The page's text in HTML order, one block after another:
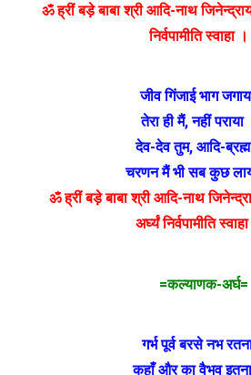
ॐ ह्रीं बड़े बाबा श्री आदि-नाथ
निर्वपामीति स्वाहा
जीव गिंजाई भाग
तेरा ही मैं,नहीं पराया
देव-देव तुम, आदि-
चरणन मैं भी सब कुछ
ॐ ह्रीं बड़े बाबा श्री आदि-नाथ
अर्घ्यं निर्वपामीति
=कल्याणक-अर्घ=
गर्भ पूर्व बरसे नभ
कहाँ और का वैभव